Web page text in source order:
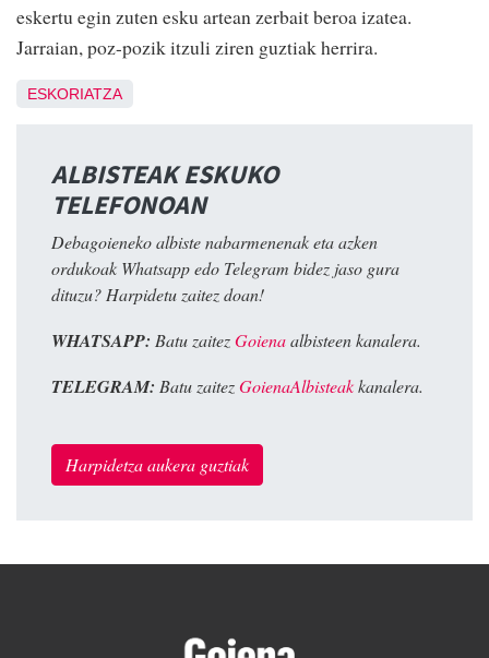
eskertu egin zuten esku artean zerbait beroa izatea.
Jarraian, poz-pozik itzuli ziren guztiak herrira.
ESKORIATZA
ALBISTEAK ESKUKO
TELEFONOAN
Debagoieneko albiste nabarmenenak eta azken
ordukoak Whatsapp edo Telegram bidez jaso gura
dituzu? Harpidetu zaitez doan!
WHATSAPP: Batu zaitezGoienaalbisteen kanalera.
TELEGRAM: Batu zaitezGoienaAlbisteakkanalera.
Harpidetza aukera guztiak